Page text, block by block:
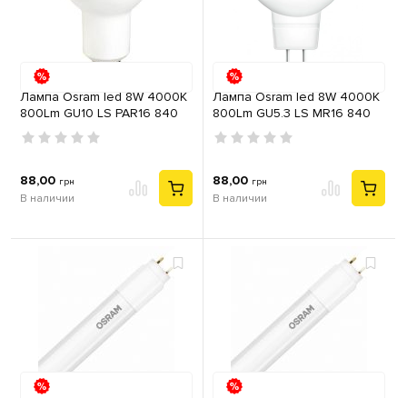
Лампа Osram led 8W 4000K
800Lm GU10 LS PAR16 840
230V CE точечная
88,00 грн
В наличии
Лампа Osram led 8W 4000K
800Lm GU5.3 LS MR16 840
230V CE точечная
88,00 грн
В наличии